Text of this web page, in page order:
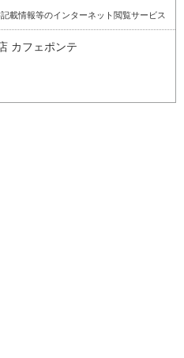
載情報等のインターネット閲覧サービス
カフェポンテ